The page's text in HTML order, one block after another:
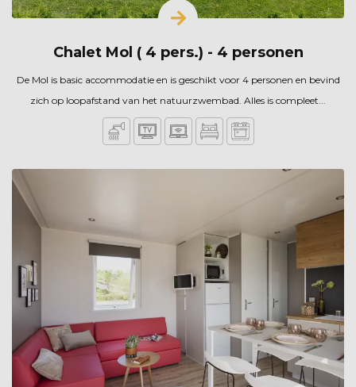
Chalet Mol ( 4 pers.) - 4 personen
De Mol is basic accommodatie en is geschikt voor 4 personen en bevind
zich op loopafstand van het natuurzwembad. Alles is compleet...